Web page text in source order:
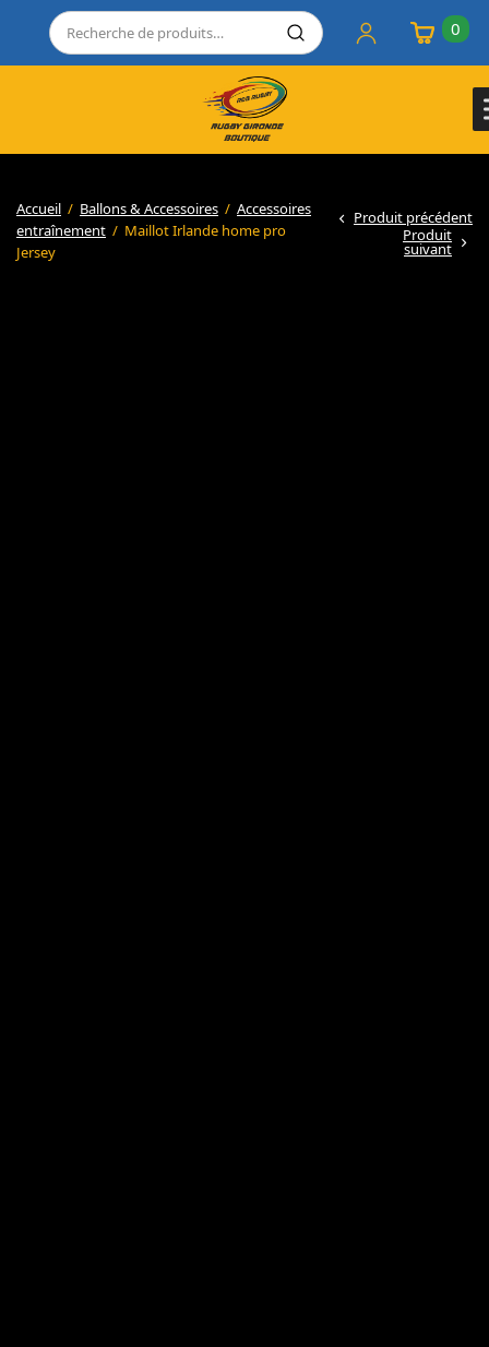
0
Accueil / Ballons & Accessoires / Accessoires
entraînement / Maillot Irlande home pro
Jersey
Produit précédent
Produit
suivant